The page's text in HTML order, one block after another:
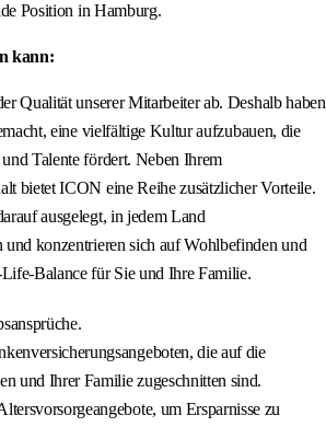
Position in Hamburg.
kann:
Qualität unserer Mitarbeiter ab. Deshalb haben
eine vielfältige Kultur aufzubauen, die
Talente fördert. Neben Ihrem
bietet ICON eine Reihe zusätzlicher Vorteile.
ausgelegt, in jedem Land
und konzentrieren sich auf Wohlbefinden und
Balance für Sie und Ihre Familie.
die auf die
und Ihrer Familie zugeschnitten sind.
um Ersparnisse zu